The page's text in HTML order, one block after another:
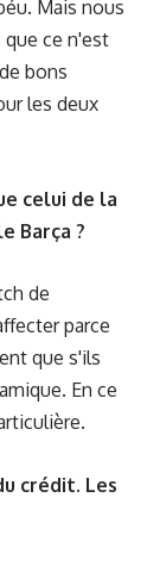
Mais nous
ce n'est
bons
les deux
celui de la
Barça ?
de
parce
que s'ils
En ce
crédit. Les